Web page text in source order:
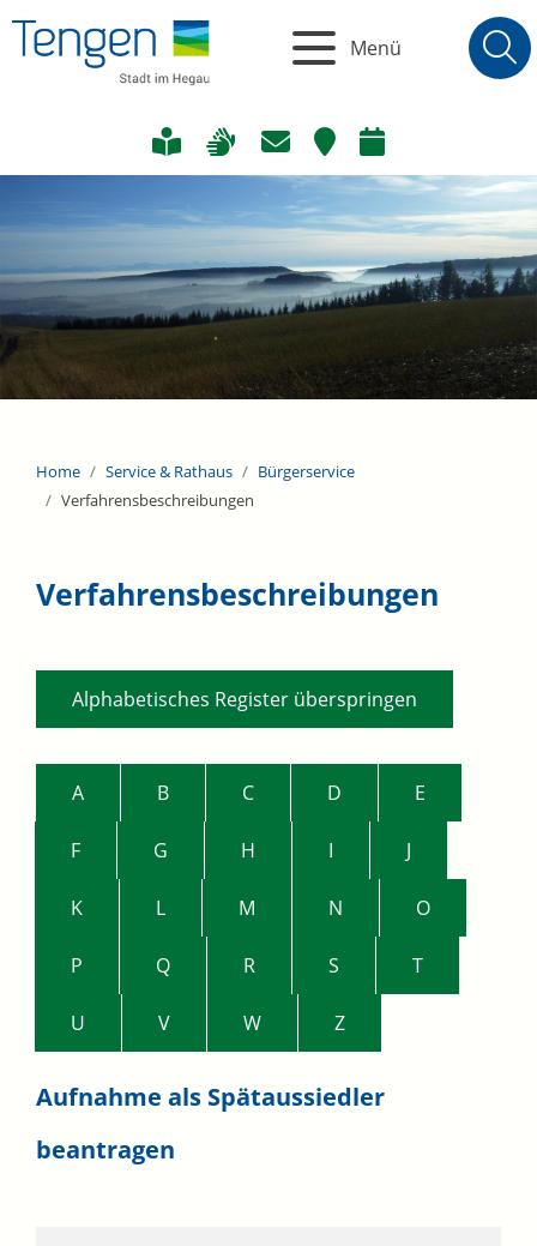
Menü
Home Service & Rathaus
Bürgerservice
Verfahrensbeschreibungen
Verfahrensbeschreibungen
Alphabetisches Register überspringen
A B C D E
F G H I J
K L M N O
P Q R S T
U V W Z
Aufnahme als Spätaussiedler
beantragen